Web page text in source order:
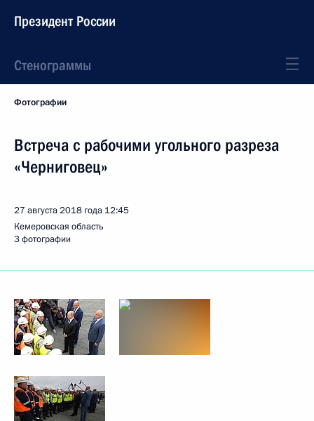
Президент России
Стенограммы
Фотографии
Встреча с рабочими угольного разреза
«Черниговец»
27 августа 2018 года 12:45
Кемеровская область
3 фотографии